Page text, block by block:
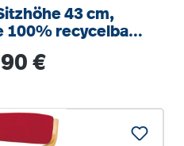
43 cm,
100% recycelbar,
Preis:
€